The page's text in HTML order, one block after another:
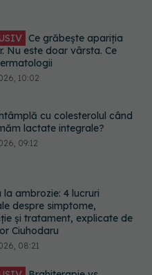
cu colesterolul când
lactate integrale?
09:12
la ambrozie: 4 lucruri
despre simptome,
08:21
Brahiterapie vs
externă în cancerul
Dr. Sorin Bogdan
explică diferența și
tratamentul